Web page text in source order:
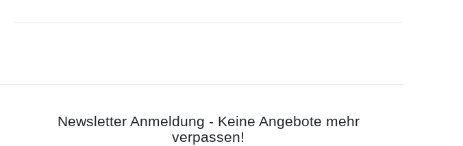
Newsletter Anmeldung - Keine Angebote mehr
verpassen!